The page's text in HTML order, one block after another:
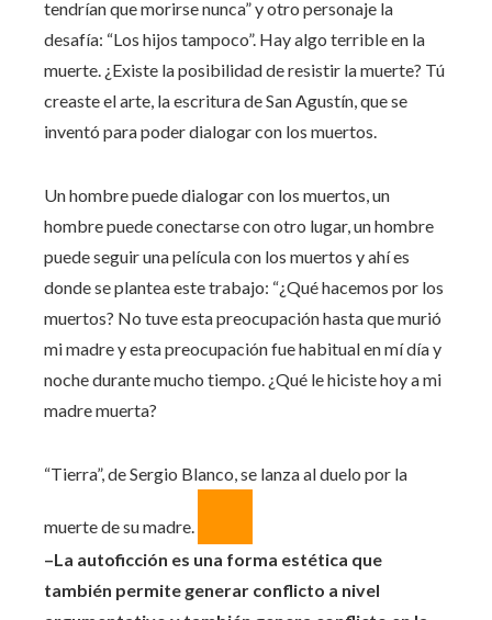
tendrían que morirse nunca” y otro personaje la
desafía: “Los hijos tampoco”. Hay algo terrible en la
muerte. ¿Existe la posibilidad de resistir la muerte? Tú
creaste el arte, la escritura de San Agustín, que se
inventó para poder dialogar con los muertos.
Un hombre puede dialogar con los muertos, un
hombre puede conectarse con otro lugar, un hombre
puede seguir una película con los muertos y ahí es
donde se plantea este trabajo: “¿Qué hacemos por los
muertos? No tuve esta preocupación hasta que murió
mi madre y esta preocupación fue habitual en mí día y
noche durante mucho tiempo. ¿Qué le hiciste hoy a mi
madre muerta?
“Tierra”, de Sergio Blanco, se lanza al duelo por la
muerte de su madre.
–La autoficción es una forma estética que
también permite generar conflicto a nivel